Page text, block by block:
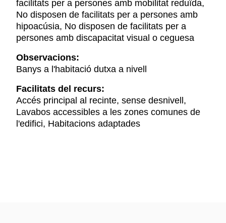
facilitats per a persones amb mobilitat reduïda,
No disposen de facilitats per a persones amb
hipoacúsia, No disposen de facilitats per a
persones amb discapacitat visual o ceguesa
Observacions:
Banys a l'habitació dutxa a nivell
Facilitats del recurs:
Accés principal al recinte, sense desnivell,
Lavabos accessibles a les zones comunes de
l'edifici, Habitacions adaptades